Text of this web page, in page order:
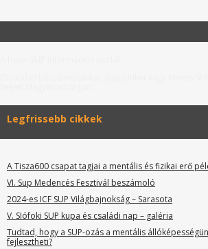
Legfrissebb cikkek
A Tisza600 csapat tagjai a mentális és fizikai erő
VI. Sup Medencés Fesztivál beszámoló
2024-es ICF SUP Világbajnokság – Sarasota
V. SIófoki SUP kupa és családi nap – galéria
Tudtad, hogy a SUP-ozás a mentális
fejlesztheti?